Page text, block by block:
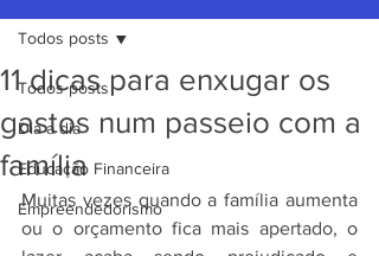
Todos posts
Dia a dia
Educação Financeira
Empreendedorismo
Todos posts
11 dicas para enxugar os
gastos num passeio com a
família
Muitas vezes quando a família aumenta
ou o orçamento fica mais apertado, o